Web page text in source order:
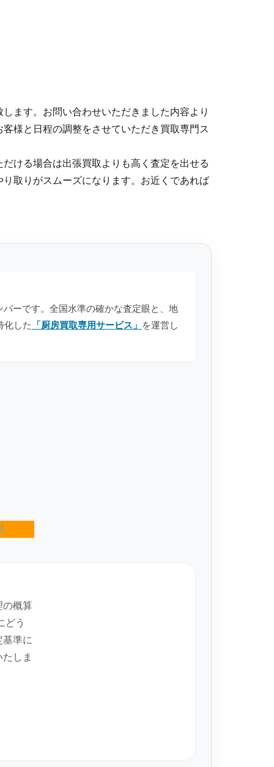
ます。お問い合わせいただきました内容より
様と日程の調整をさせていただき買取専門ス
ける場合は出張買取よりも高く査定を出せる
取りがスムーズになります。お近くであれば
ーです。全国水準の確かな査定眼と、地
化した
「厨房買取専用サービス」 を運営し
の概算
どう
準に
しま